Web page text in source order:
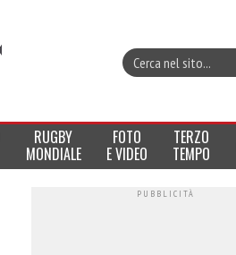
RUGBY
MONDIALE
FOTO
E VIDEO
TERZO
TEMPO